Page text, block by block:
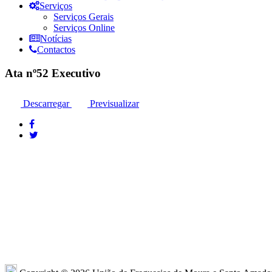
Serviços
Serviços Gerais
Serviços Online
Notícias
Contactos
Ata nº52 Executivo
Descarregar Previsualizar